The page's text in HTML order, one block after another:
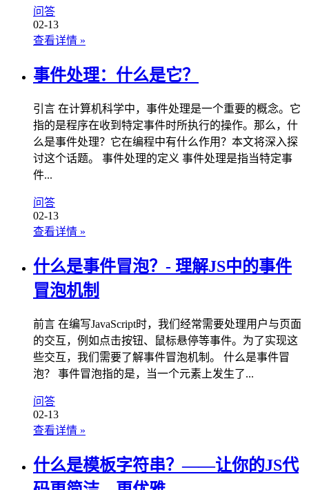
问答
02-13
查看详情 »
事件处理：什么是它？
引言 在计算机科学中，事件处理是一个重要的概念。它
指的是程序在收到特定事件时所执行的操作。那么，什
么是事件处理？它在编程中有什么作用？本文将深入探
讨这个话题。 事件处理的定义 事件处理是指当特定事
件...
问答
02-13
查看详情 »
什么是事件冒泡？- 理解JS中的事件
冒泡机制
前言 在编写JavaScript时，我们经常需要处理用户与页面
的交互，例如点击按钮、鼠标悬停等事件。为了实现这
些交互，我们需要了解事件冒泡机制。 什么是事件冒
泡？ 事件冒泡指的是，当一个元素上发生了...
问答
02-13
查看详情 »
什么是模板字符串？——让你的JS代